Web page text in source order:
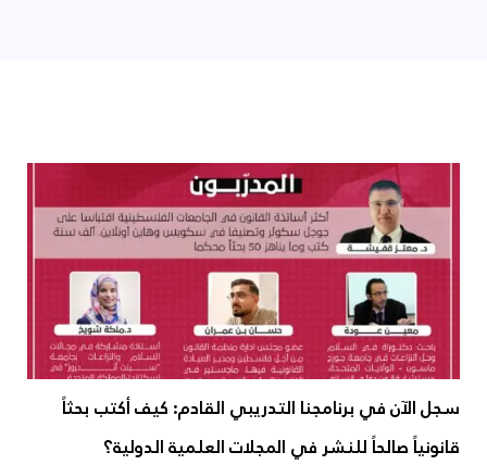
سجل الآن في برنامجنا التدريبي القادم: كيف أكتب بحثاً
قانونياً صالحاً للنشر في المجلات العلمية الدولية؟